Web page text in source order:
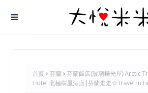
首頁 芬蘭
芬蘭飯店(玻璃極光屋) Arctic
Hotel 北極樹屋酒店|芬蘭走走☆Travel in